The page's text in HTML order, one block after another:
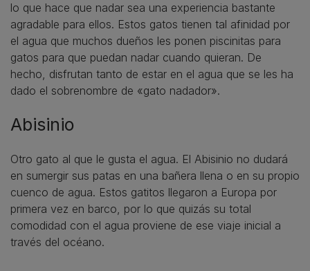
lo que hace que nadar sea una experiencia bastante
agradable para ellos. Estos gatos tienen tal afinidad por
el agua que muchos dueños les ponen piscinitas para
gatos para que puedan nadar cuando quieran. De
hecho, disfrutan tanto de estar en el agua que se les ha
dado el sobrenombre de «gato nadador».
Abisinio
Otro gato al que le gusta el agua. El Abisinio no dudará
en sumergir sus patas en una bañera llena o en su propio
cuenco de agua. Estos gatitos llegaron a Europa por
primera vez en barco, por lo que quizás su total
comodidad con el agua proviene de ese viaje inicial a
través del océano.